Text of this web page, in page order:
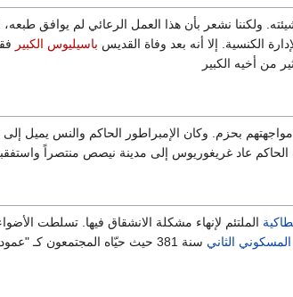
ولكننا نشعر بأن هذا العمل الرعائي لم يوافق طبعه،
الكنسية. إلا أنه بعد وفاة القديس باسيليوس الكبير
من أخيه الكبير
بحزم. وكان الإمبراطور الحاكم والنس
عاد غريغوريوس إلى مدينة نيصص منتصراً
الملتئم لإنهاء مشكلة الانشقاق فيها. تسلطت
الثاني
سنة 381 حيث حيّاه المجتمعون